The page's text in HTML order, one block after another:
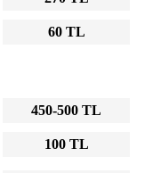
60 TL
450-500 TL
100 TL